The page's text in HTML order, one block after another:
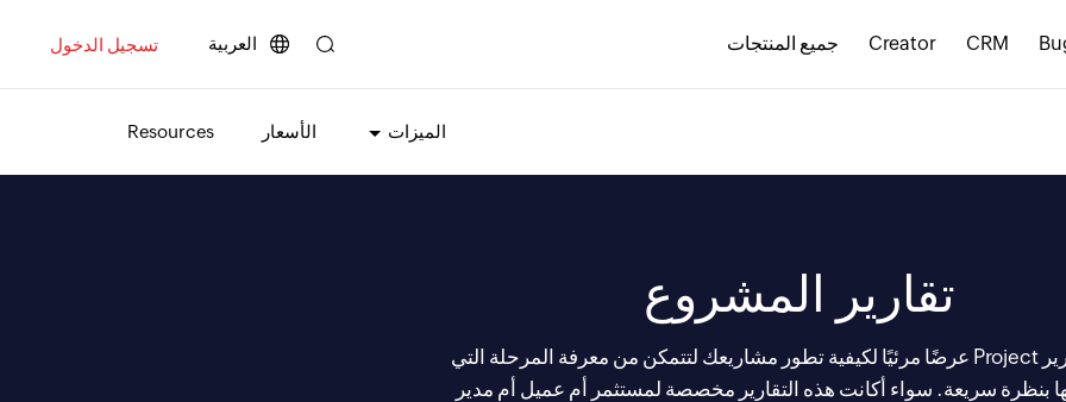
CRM
Creator جميع المنتجات العربية تسجيل الدخول
الميزات الأسعار Resources
تقارير المشروع
تمنحك تقارير Project عرضًا مرئيًا لكيفية تطور مشاريعك لتتمكن من معرفة المرحلة التي
بنظرة سريعة. سواء أكانت هذه التقارير مخصصة لمستثمر أم عميل أم مدير